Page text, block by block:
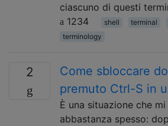
ciascuno di questi
1234
shell terminal
terminology
2
Come sbloccare
premuto Ctrl-S in
È una situazione che
abbastanza spesso: